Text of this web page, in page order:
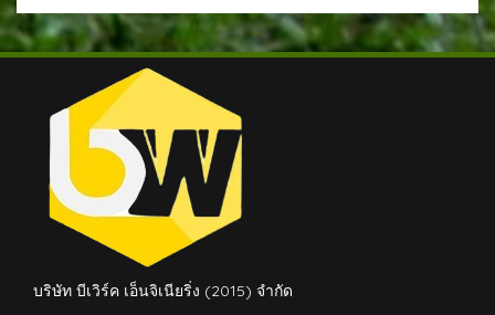
บริษัท บีเวิร์ค เอ็นจิเนียริ่ง (2015) จำกัด